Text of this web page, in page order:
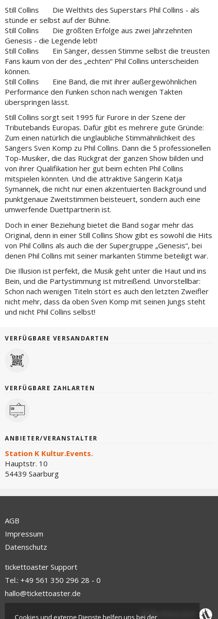
Still Collins Die Welthits des Superstars Phil Collins - als
stünde er selbst auf der Bühne.
Still Collins Die größten Erfolge aus zwei Jahrzehnten
Genesis - die Legende lebt!
Still Collins Ein Sänger, dessen Stimme selbst die treusten
Fans kaum von der des „echten“ Phil Collins unterscheiden
können.
Still Collins Eine Band, die mit ihrer außergewöhnlichen
Performance den Funken schon nach wenigen Takten
überspringen lässt.
Still Collins sorgt seit 1995 für Furore in der Szene der
Tributebands Europas. Dafür gibt es mehrere gute Gründe:
Zum einen natürlich die unglaubliche Stimmähnlichkeit des
Sängers Sven Komp zu Phil Collins. Dann die 5 professionellen
Top-Musiker, die das Rückgrat der ganzen Show bilden und
von ihrer Qualifikation her gut beim echten Phil Collins
mitspielen könnten. Und die attraktive Sängerin Katja
Symannek, die nicht nur einen akzentuierten Background und
punktgenaue Zweitstimmen beisteuert, sondern auch eine
umwerfende Duettpartnerin ist.
Doch in einer Beziehung bietet die Band sogar mehr das
Original, denn in einer Still Collins Show gibt es sowohl die Hits
von Phil Collins als auch die der Supergruppe „Genesis“, bei
denen Phil Collins mit seiner markanten Stimme beteiligt war.
Die Illusion ist perfekt, die Musik geht unter die Haut und ins
Bein, und die Partystimmung ist mitreißend. Unvorstellbar:
Schon nach wenigen Titeln stört es auch den letzten Zweifler
nicht mehr, dass da oben Sven Komp mit seinen Jungs steht
und nicht Phil Collins selbst!
VERFÜGBARE VERSANDARTEN
VERFÜGBARE ZAHLARTEN
ANBIETER/VERANSTALTER
Station K Kultur.Events.
Hauptstr. 10
54439 Saarburg
AGB
Impressum
Datenschutz
tickettoaster Support
Tel.: +49 561 350 296 28 - 0
hallo@tickettoaster.de
Cookies und externe Dienste helfen uns bei der